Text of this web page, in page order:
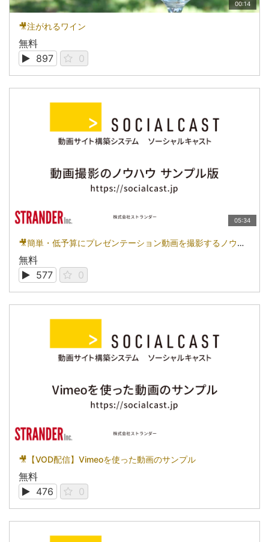
00:14
🎥注がれるワイン
無料
897
0
05:34
🎥簡単・低予算にプレゼンテーション動画を撮影するノウハウ：サンプル版
無料
577
0
🎥【VOD配信】Vimeoを使った動画のサンプル
無料
476
0